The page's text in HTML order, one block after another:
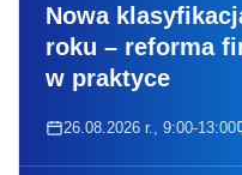
Nowa
roku – reforma
w praktyce
26.08.2026 r., 9:00-13:00